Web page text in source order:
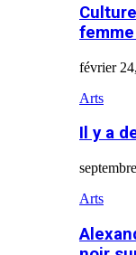
février
Arts
Il y a
Arts